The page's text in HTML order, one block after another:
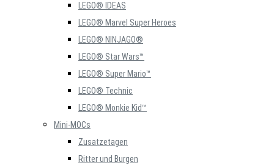
LEGO® IDEAS
LEGO® Marvel Super Heroes
LEGO® NINJAGO®
LEGO® Star Wars™
LEGO® Super Mario™
LEGO® Technic
LEGO® Monkie Kid™
Mini-MOCs
Zusatzetagen
Ritter und Burgen